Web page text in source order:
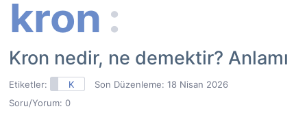
Kron nedir, ne demektir? Anlamı
Etiketler: K Son Düzenleme: 18 Nisan 2026
Soru/Yorum: 0